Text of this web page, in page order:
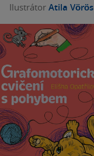
Ilustrátor Atila Vörös